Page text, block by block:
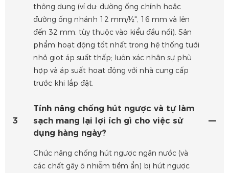
thông dụng (ví dụ: đường ống chính hoặc
đường ống nhánh 12 mm/½", 16 mm và lên
đến 32 mm, tùy thuộc vào kiểu đầu nối). Sản
phẩm hoạt động tốt nhất trong hệ thống tưới
nhỏ giọt áp suất thấp; luôn xác nhận sự phù
hợp và áp suất hoạt động với nhà cung cấp
trước khi lắp đặt.
3
Tính năng chống hút ngược và tự làm
sạch mang lại lợi ích gì cho việc sử
dụng hàng ngày?
Chức năng chống hút ngược ngăn nước (và
các chất gây ô nhiễm tiềm ẩn) bị hút ngược